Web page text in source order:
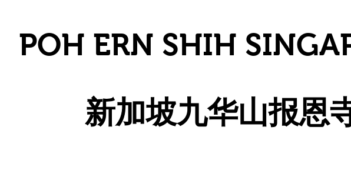
POH ERN SHIH
新加坡九华山报恩